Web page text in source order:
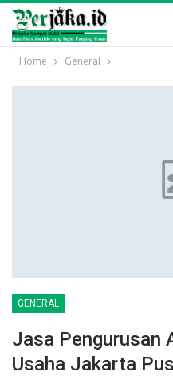
Home General
GENERAL
Jasa Pengurusan
Usaha Jakarta